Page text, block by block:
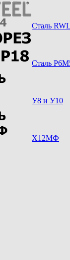
Сталь
Сталь
У8 и У10
Х12МФ